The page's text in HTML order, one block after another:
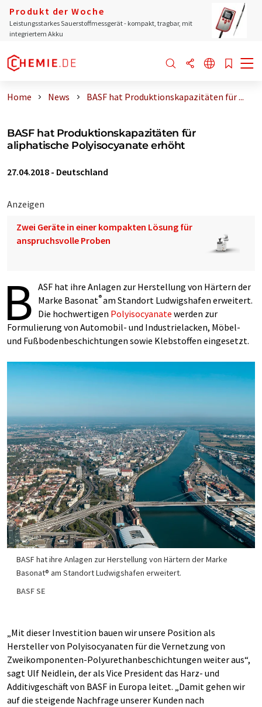
Produkt der Woche
Leistungsstarkes Sauerstoffmessgerät - kompakt, tragbar, mit
integriertem Akku
Home News BASF hat Produktionskapazitäten für ...
BASF hat Produktionskapazitäten für
aliphatische Polyisocyanate erhöht
27.04.2018 - Deutschland
Anzeigen
Zwei Geräte in einer kompakten Lösung für
anspruchsvolle Proben
B ASF hat ihre Anlagen zur Herstellung von Härtern der
Marke Basonat®am Standort Ludwigshafen erweitert.
Die hochwertigen Polyisocyanate werden zur
Formulierung von Automobil- und Industrielacken, Möbel-
und Fußbodenbeschichtungen sowie Klebstoffen eingesetzt.
BASF hat ihre Anlagen zur Herstellung von Härtern der Marke
Basonat® am Standort Ludwigshafen erweitert.
BASF SE
„Mit dieser Investition bauen wir unsere Position als
Hersteller von Polyisocyanaten für die Vernetzung von
Zweikomponenten-Polyurethanbeschichtungen weiter aus“,
sagt Ulf Neidlein, der als Vice President das Harz- und
Additivgeschäft von BASF in Europa leitet. „Damit gehen wir
auf die steigende Nachfrage unserer Kunden nach